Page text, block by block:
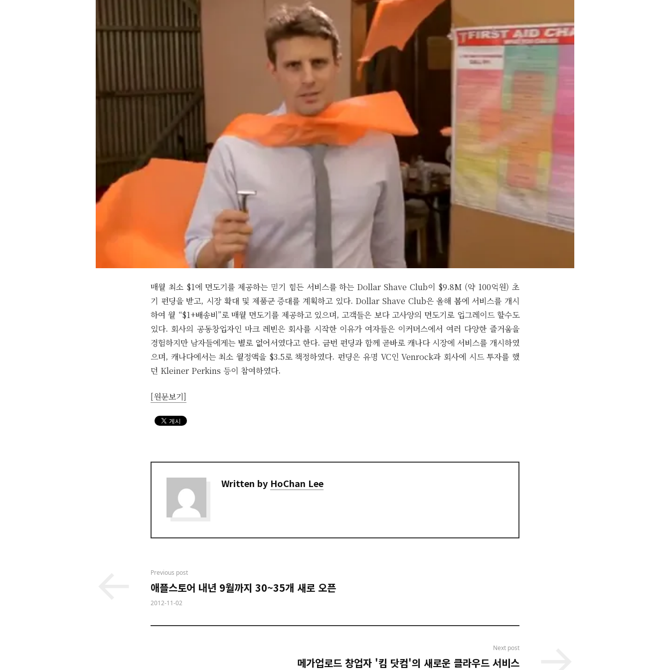
매월 최소 $1에 면도기를 제공하는 믿기 힘든 서비스를 하는 Dollar Shave Club이 $9.8M (약 100억원) 초
기 펀딩을 받고, 시장 확대 및 제품군 증대를 계획하고 있다. Dollar Shave Club은 올해 봄에 서비스를 개시
하여 월 “$1+배송비”로 매월 면도기를 제공하고 있으며, 고객들은 보다 고사양의 면도기로 업그레이드 할수도
있다. 회사의 공동창업자인 마크 레빈은 회사를 시작한 이유가 여자들은 이커머스에서 여러 다양한 즐거움을
경험하지만 남자들에게는 별로 없어서였다고 한다. 금번 펀딩과 함께 곧바로 캐나다 시장에 서비스를 개시하였
으며, 캐나다에서는 최소 월정액을 $3.5로 책정하였다. 펀딩은 유명 VC인 Venrock과 회사에 시드 투자를 했
던 Kleiner Perkins 등이 참여하였다.
[원문보기]
Written by HoChan Lee
navigation
Previous post
애플스토어 내년 9월까지 30~35개 새로 오픈
2012-11-02
Next post
메가업로드 창업자 '킴 닷컴'의 새로운 클라우드 서비스